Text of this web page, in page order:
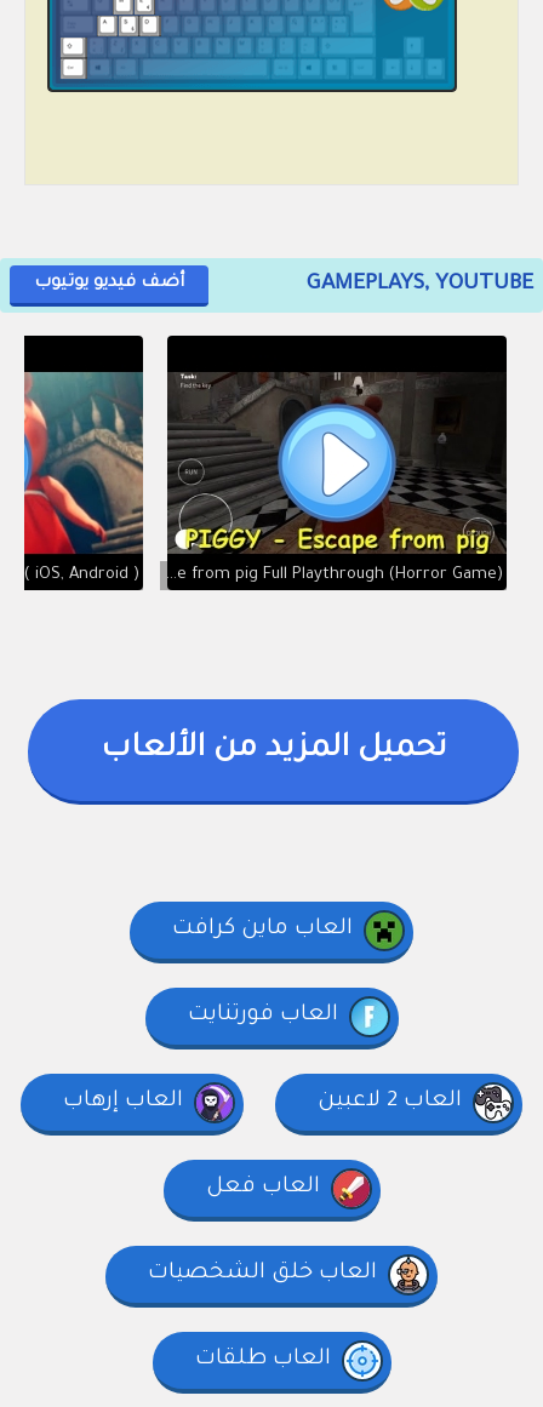
GAMEPLAYS, YOUTUBE أضف فيديو يوتيوب
PIGGY - Escape from pig Full Playthrough (Horror Game)
تحميل المزيد من الألعاب
العاب ماين كرافت
العاب فورتنايت
العاب 2 لاعبين العاب إرهاب
العاب فعل
العاب خلق الشخصيات
العاب طلقات